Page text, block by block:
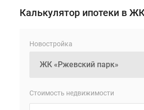
Калькулятор ипотеки в
Новостройка
Стоимость недвижимости